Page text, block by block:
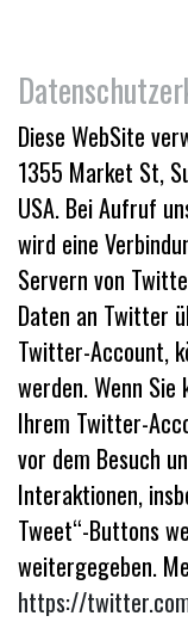
Diese WebSite
1355 Market St,
USA. Bei Aufruf
wird eine
Servern von
Daten an Twitter
Twitter-Account,
werden. Wenn
Ihrem Twitter-
vor dem Besuch
Interaktionen,
Tweet“-Buttons
weitergegeben.
https://